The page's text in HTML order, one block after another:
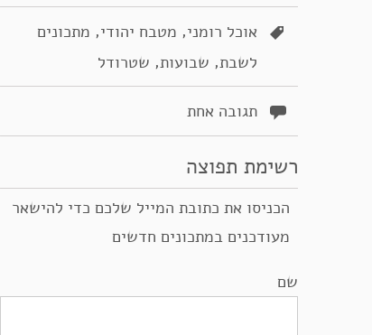
אוכל רומני, מטבח יהודי, מתכונים
לשבת, שבועות, שטרודל
תגובה אחת
רשימת תפוצה
הכניסו את כתובת המייל שלכם כדי להישאר
מעודכנים במתכונים חדשים
שם